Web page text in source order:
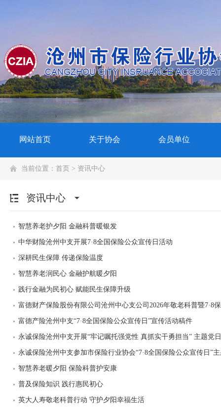
网站首页 关于协会 会员单位
当前位置： 首页 > 资讯中心
资讯中心
智慧养老护夕阳 金融科普暖银发
中华财险沧州中支开展7·8全国保险公众宣传日活动
深耕民生保障 传递保险温度
智慧养老润民心 金融护航暖夕阳
践行金融为民初心 赋能民生保障升级
富德财产保险股份有限公司沧州中心支公司2026年敬老科普暨7·8
富德产险沧州中支“7·8全国保险公众宣传日”宣传活动稿件
永诚保险沧州中支开展“牢记嘱托强党性 真抓实干勇担当” 主题党
永诚保险沧州中支参加市保险行业协会“7·8全国保险公众宣传日”
智慧养老暖夕阳 保险科普护安康
普及保险知识 践行惠民初心
英大人寿敬老科普行动 守护夕阳幸福生活